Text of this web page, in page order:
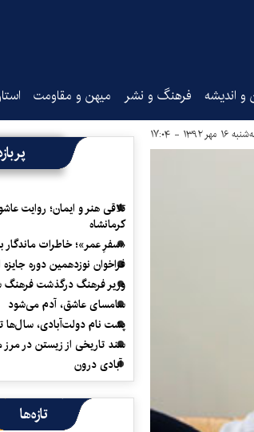
و اندیشه فرهنگ و نشر میهن و مقاومت
مهر ۱۳۹۲ - ۱۷:۰۴
تلاقی هنر و ایمان؛ روایت
کرمانشاه
«سفرِ عمر»؛ خاطرات ماندگار
فراخوان نوزدهمین دوره
وزیر فرهنگ درگذشت
سامسای عاشق، آدم می‌شود
پشت نام دولت‌آبادی، سال‌ها
سند تاریخی از زیستن در
آبادی درون
تازه‌ها